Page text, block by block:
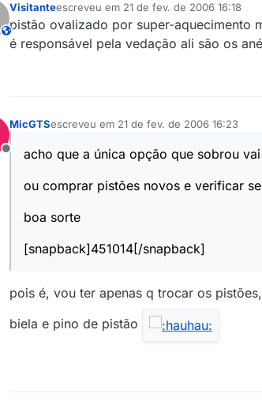
This user is from outside of this forum
Visitanteescreveu em 21 de fev. de 2006 16:18
última edição por
pistão ovalizado por super-aquecimento
é responsável pela vedação ali são os
Offline
MicGTSescreveu em 21 de fev. de 2006 16:23
última edição por
acho que a única opção que sobrou
ou comprar pistões novos e verificar
boa sorte
[snapback]451014[/snapback]
pois é, vou ter apenas q trocar os
biela e pino de pistão